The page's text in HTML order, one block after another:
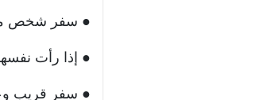
● سفر شخص من
● إذا رأت
● سفر قريب